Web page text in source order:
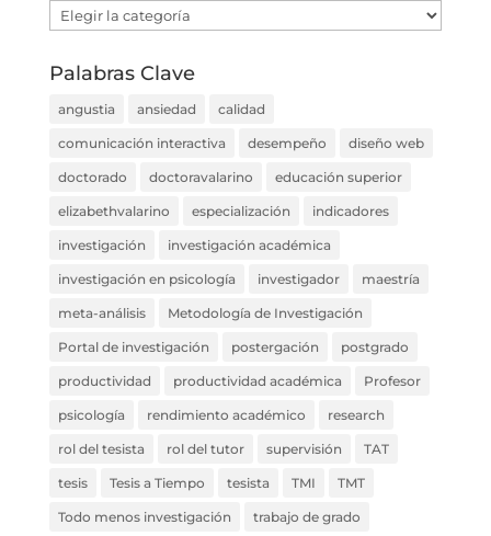
Buscar
por
Categorías
Palabras Clave
angustia ansiedad calidad
comunicación interactiva desempeño diseño web
doctorado doctoravalarino educación superior
elizabethvalarino especialización indicadores
investigación investigación académica
investigación en psicología investigador maestría
meta-análisis Metodología de Investigación
Portal de investigación postergación postgrado
productividad productividad académica Profesor
psicología rendimiento académico research
rol del tesista rol del tutor supervisión TAT
tesis Tesis a Tiempo tesista TMI TMT
Todo menos investigación trabajo de grado